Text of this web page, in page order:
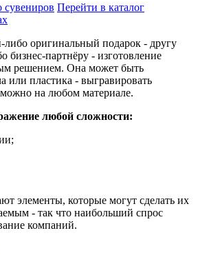
сувениров Перейти в каталог
оригинальный подарок - другу
бизнес-партнёру - изготовление
решением. Она может быть
или пластика - выгравировать
на любом материале.
любой сложности:
элементы, которые могут сделать их
- так что наибольший спрос
компаний.